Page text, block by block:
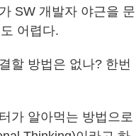
SW 개발자 야근을 문
어렵다.
할 방법은 없나? 한번
가 알아먹는 방법으로